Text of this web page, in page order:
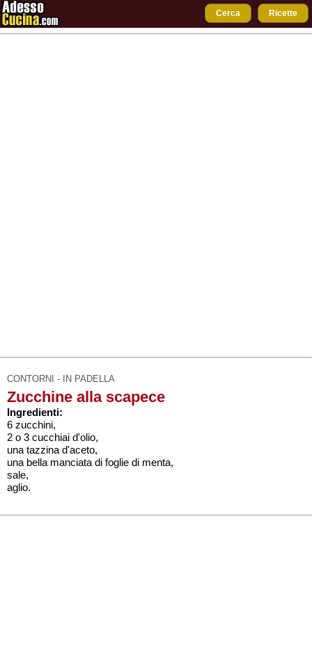
Cerca Ricette
CONTORNI - IN PADELLA
Zucchine alla scapece
Ingredienti:
6 zucchini,
2 o 3 cucchiai d'olio,
una tazzina d'aceto,
una bella manciata di foglie di menta,
sale,
aglio.